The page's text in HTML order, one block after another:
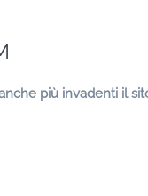
più invadenti il